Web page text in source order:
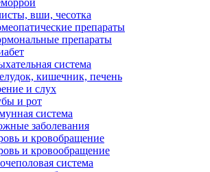
вши, чесотка
препараты
препараты
система
кишечник, печень
и слух
и рот
система
заболевания
и кровобращение
и кровообращение
система